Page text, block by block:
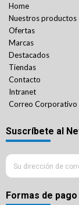
Home
Nuestros productos
Ofertas
Marcas
Destacados
Tiendas
Contacto
Intranet
Correo Corporativo
Suscríbete al
Formas de pago